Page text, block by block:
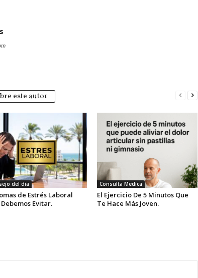
este autor
del dia
de Estrés Laboral
Debemos Evitar.
Consulta Medica
El Ejercicio De 5 Minutos Que
Te Hace Más Joven.